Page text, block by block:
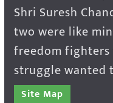
Shri Suresh
two were like
freedom
struggle wanted
Site Map